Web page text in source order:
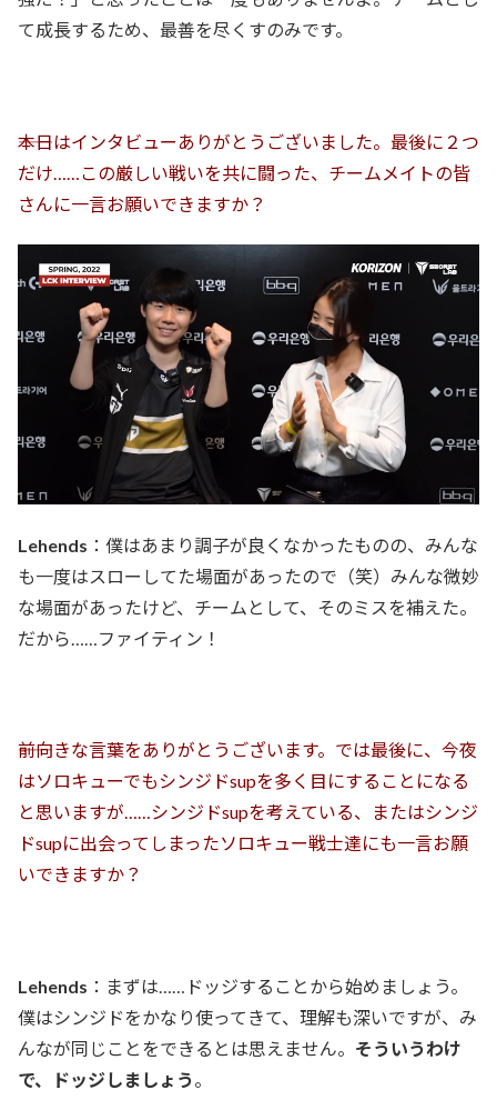
て成長するため、最善を尽くすのみです。
――本日はインタビューありがとうございました。最後に２つ
だけ……この厳しい戦いを共に闘った、チームメイトの皆
さんに一言お願いできますか？
Lehends ：僕はあまり調子が良くなかったものの、みんな
も一度はスローしてた場面があったので（笑）みんな微妙
な場面があったけど、チームとして、そのミスを補えた。
だから……ファイティン！
――前向きな言葉をありがとうございます。では最後に、今夜
はソロキューでもシンジドsupを多く目にすることになる
と思いますが……シンジドsupを考えている、またはシンジ
ドsupに出会ってしまったソロキュー戦士達にも一言お願
いできますか？
Lehends ：まずは……ドッジすることから始めましょう。
僕はシンジドをかなり使ってきて、理解も深いですが、み
んなが同じことをできるとは思えません。 そういうわけ
で、ドッジしましょう 。